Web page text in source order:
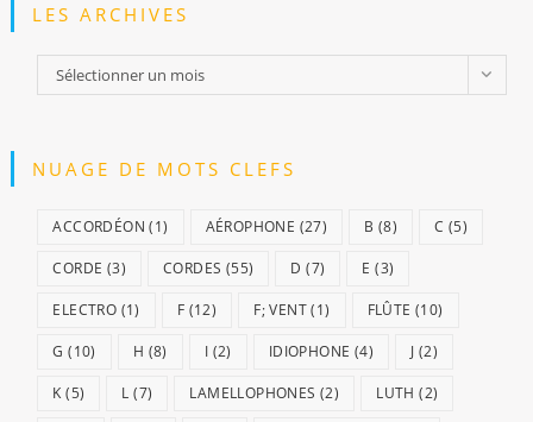
LES ARCHIVES
Sélectionner un mois
NUAGE DE MOTS CLEFS
ACCORDÉON (1) AÉROPHONE (27) B (8) C (5)
CORDE (3) CORDES (55) D (7) E (3)
ELECTRO (1) F (12) F; VENT(1) FLÛTE (10)
G (10) H (8) I (2) IDIOPHONE (4) J (2)
K (5) L (7) LAMELLOPHONES (2) LUTH (2)